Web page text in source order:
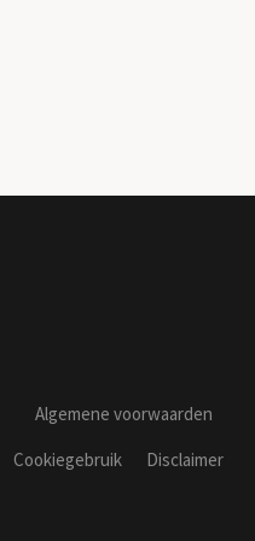
Algemene voorwaarden
Cookiegebruik
Disclaimer